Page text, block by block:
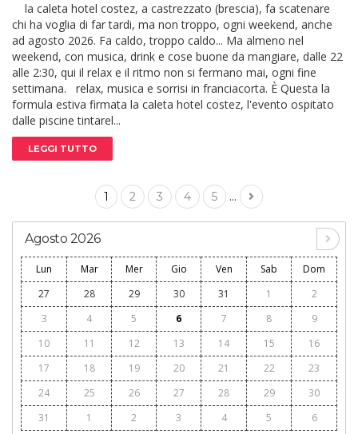
la caleta hotel costez, a castrezzato (brescia), fa scatenare
chi ha voglia di far tardi, ma non troppo, ogni weekend, anche
ad agosto 2026. Fa caldo, troppo caldo... Ma almeno nel
weekend, con musica, drink e cose buone da mangiare, dalle 22
alle 2:30, qui il relax e il ritmo non si fermano mai, ogni fine
settimana. relax, musica e sorrisi in franciacorta. È Questa la
formula estiva firmata la caleta hotel costez, l'evento ospitato
dalle piscine tintarel...
LEGGI TUTTO
1 2 3 4 5 ...
Agosto 2026
Lun Mar Mer Gio Ven Sab
Dom
27
28 29 30 31 1
2
3
4 5 6 7 8
9
10
11 12 13 14 15
16
17
18 19 20 21 22
23
24
25 26 27 28 29
30
31
1 2 3 4 5 6